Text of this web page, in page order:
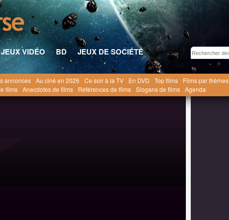
JEUX VIDÉO BD
JEUX DE SOCIÉTÉ
annonces Au ciné en 2026 Ce soir à la TV En DVD Top films Films par thèmes
films Anecdotes de films Références de films Slogans de films Agenda
qui dort [1923]